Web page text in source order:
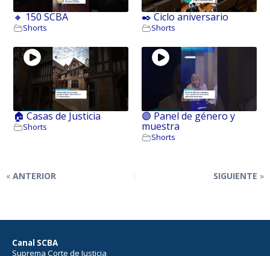
🔸 150 SCBA
Shorts
✒️ Ciclo aniversario
Shorts
🏠 Casas de Justicia
Shorts
🟣 Panel de género y
muestra
Shorts
ANTERIOR SIGUIENTE
Canal SCBA
Suprema Corte de Justicia